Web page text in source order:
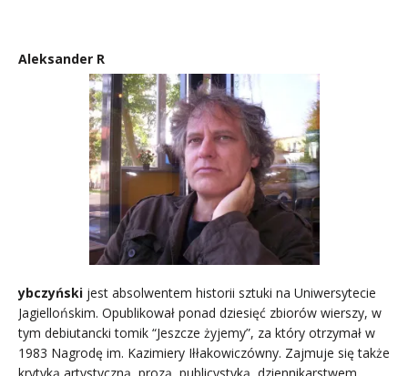
Aleksander R
ybczyński jest absolwentem historii sztuki na Uniwersytecie
Jagiellońskim. Opublikował ponad dziesięć zbiorów wierszy, w
tym debiutancki tomik “Jeszcze żyjemy”, za który otrzymał w
1983 Nagrodę im. Kazimiery Iłłakowiczówny. Zajmuje się także
krytyką artystyczną, prozą, publicystyką, dziennikarstwem,